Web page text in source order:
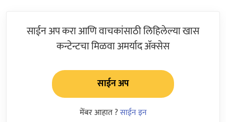
साईन अप करा आणि वाचकांसाठी लिहिलेल्या खास
कन्टेन्टचा मिळवा अमर्याद ॲक्सेस
साईन अप
मेंबर आहात ?साईन इन